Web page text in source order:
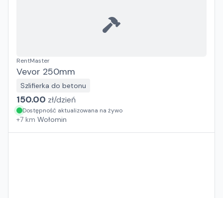
RentMaster
Vevor 250mm
Szlifierka do betonu
150.00 zł/dzień
Dostępność aktualizowana na żywo
+7 km Wołomin